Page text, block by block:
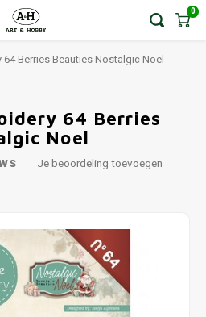
0
64 Berries Beauties Nostalgic Noel
64 Berries
Noel
Je beoordeling toevoegen